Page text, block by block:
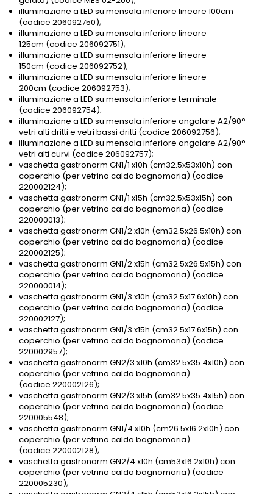
illuminazione a LED su mensola inferiore lineare 100cm
(codice 206092750);
illuminazione a LED su mensola inferiore lineare
125cm (codice 206092751);
illuminazione a LED su mensola inferiore lineare
150cm (codice 206092752);
illuminazione a LED su mensola inferiore lineare
200cm (codice 206092753);
illuminazione a LED su mensola inferiore terminale
(codice 206092754);
illuminazione a LED su mensola inferiore angolare A2/90°
vetri alti dritti e vetri bassi dritti (codice 206092756);
illuminazione a LED su mensola inferiore angolare A2/90°
vetri alti curvi (codice 206092757);
vaschetta gastronorm GN1/1 x10h (cm32.5x53x10h) con
coperchio (per vetrina calda bagnomaria) (codice
220002124);
vaschetta gastronorm GN1/1 x15h (cm32.5x53x15h) con
coperchio (per vetrina calda bagnomaria) (codice
220000013);
vaschetta gastronorm GN1/2 x10h (cm32.5x26.5x10h) con
coperchio (per vetrina calda bagnomaria) (codice
220002125);
vaschetta gastronorm GN1/2 x15h (cm32.5x26.5x15h) con
coperchio (per vetrina calda bagnomaria) (codice
220000014);
vaschetta gastronorm GN1/3 x10h (cm32.5x17.6x10h) con
coperchio (per vetrina calda bagnomaria) (codice
220002127);
vaschetta gastronorm GN1/3 x15h (cm32.5x17.6x15h) con
coperchio (per vetrina calda bagnomaria) (codice
220002957);
vaschetta gastronorm GN2/3 x10h (cm32.5x35.4x10h) con
coperchio (per vetrina calda bagnomaria)
(codice 220002126);
vaschetta gastronorm GN2/3 x15h (cm32.5x35.4x15h) con
coperchio (per vetrina calda bagnomaria) (codice
220005548);
vaschetta gastronorm GN1/4 x10h (cm26.5x16.2x10h) con
coperchio (per vetrina calda bagnomaria)
(codice 220002128);
vaschetta gastronorm GN2/4 x10h (cm53x16.2x10h) con
coperchio (per vetrina calda bagnomaria) (codice
220005230);